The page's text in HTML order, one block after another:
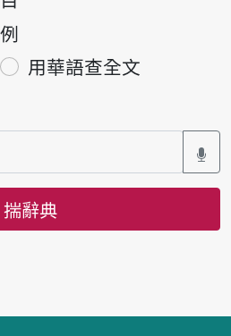
用華語查全文
揣辭典